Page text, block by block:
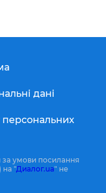
дані
персональних
за умови посилання
на "Диалог.ua" не